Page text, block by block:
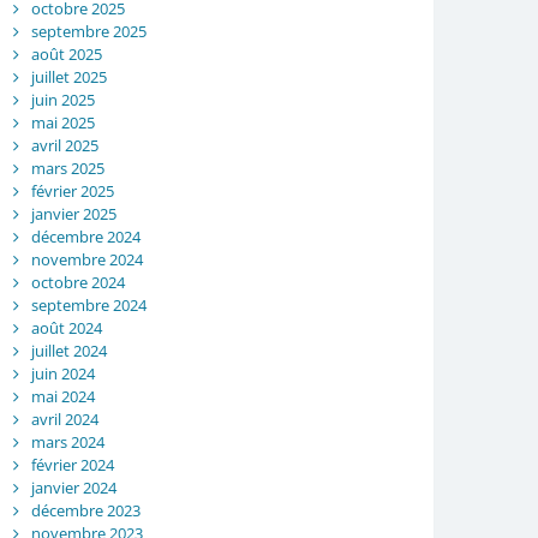
octobre 2025
septembre 2025
août 2025
juillet 2025
juin 2025
mai 2025
avril 2025
mars 2025
février 2025
janvier 2025
décembre 2024
novembre 2024
octobre 2024
septembre 2024
août 2024
juillet 2024
juin 2024
mai 2024
avril 2024
mars 2024
février 2024
janvier 2024
décembre 2023
novembre 2023